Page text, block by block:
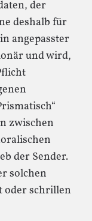
der
deshalb für
angepasster
und wird,
zwischen
der Sender.
solchen
oder schrillen